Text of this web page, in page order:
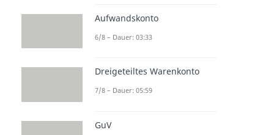
Aufwandskonto
6/8 – Dauer: 03:33
Dreigeteiltes Warenkonto
7/8 – Dauer: 05:59
GuV